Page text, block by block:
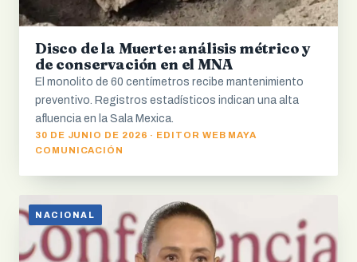
Disco de la Muerte: análisis métrico y
de conservación en el MNA
El monolito de 60 centímetros recibe mantenimiento
preventivo. Registros estadísticos indican una alta
afluencia en la Sala Mexica.
30 DE JUNIO DE 2026 · EDITOR WEB MAYA
COMUNICACIÓN
NACIONAL